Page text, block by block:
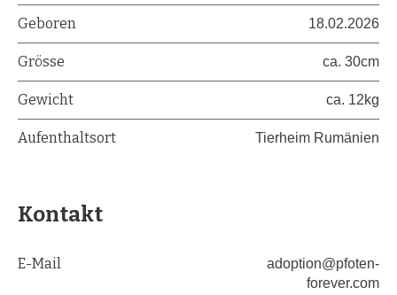
Geboren 18.02.2026
Grösse ca. 30cm
Gewicht ca. 12kg
Aufenthaltsort Tierheim Rumänien
Kontakt
E-Mail
adoption@pfoten-
forever.com